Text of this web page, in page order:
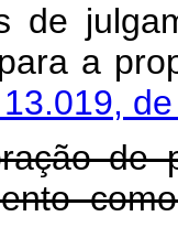
de
a
13.019,
de